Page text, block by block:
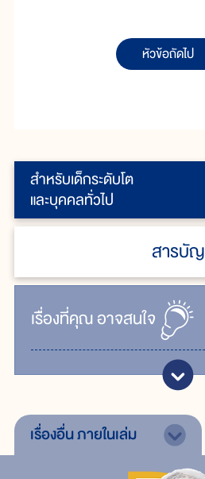
สำหรับเด็กระดับโต
และบุคคลทั่วไป
สารบัญ
เรื่ิองที่คุณอาจสนใจ
หัวข้อถัดไป
เรื่องอื่นภายในเล่ม